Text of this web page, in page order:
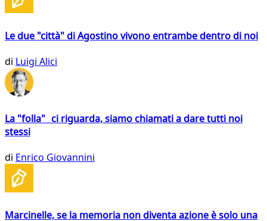
Le due "città" di Agostino vivono entrambe dentro di noi
di Luigi Alici
La "folla" ci riguarda, siamo chiamati a dare tutti noi
stessi
di Enrico Giovannini
Marcinelle, se la memoria non diventa azione è solo una